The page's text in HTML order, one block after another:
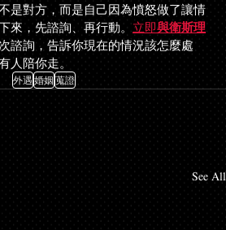
是對方，而是自己因為憤怒做了讓情
來，先諮詢、再行動。 立即與衛斯理
諮詢，告訴你現在的情況該怎麼處
人陪你走。
外遇婚姻蒐證
See All